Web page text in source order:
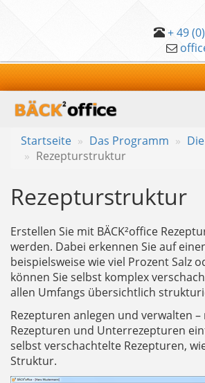
+ 49
Startseite
Das Programm
Rezepturstruktur
Rezepturstruktur
Erstellen Sie mit BÄCK²office
werden. Dabei erkennen Sie auf
beispielsweise wie viel Prozent Salz
können Sie selbst komplex
allen Umfangs übersichtlich
Rezepturen anlegen und verwalten –
Rezepturen und Unterrezepturen
selbst verschachtelte Rezepturen,
Struktur.